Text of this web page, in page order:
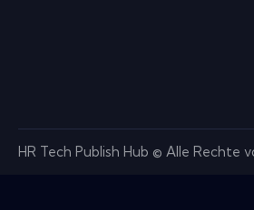
HR Tech Publish Hub © Alle Rechte